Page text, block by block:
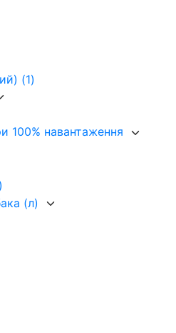
(1)
100% навантаження
(л)